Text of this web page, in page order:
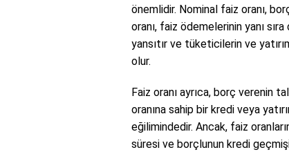
önemlidir. Nominal faiz oranı,
oranı, faiz ödemelerinin yanı
yansıtır ve tüketicilerin ve
olur.
Faiz oranı ayrıca, borç verenin
oranına sahip bir kredi veya
eğilimindedir. Ancak, faiz
süresi ve borçlunun kredi